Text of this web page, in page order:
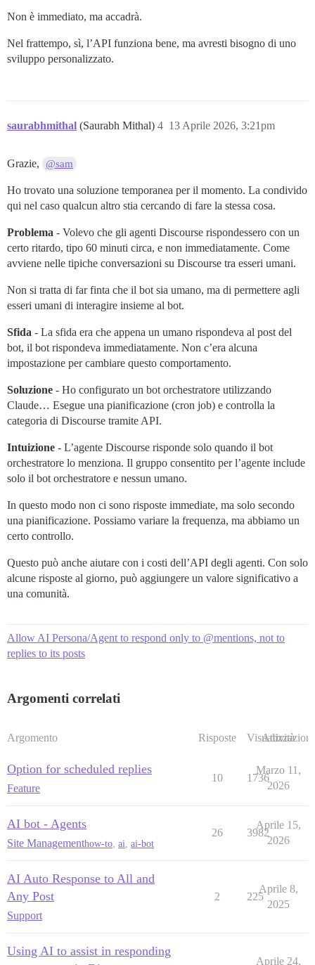
Non è immediato, ma accadrà.
Nel frattempo, sì, l’API funziona bene, ma avresti bisogno di uno
sviluppo personalizzato.
saurabhmithal (Saurabh Mithal) 13 Aprile 2026, 3:21pm
4
Grazie, @sam
Ho trovato una soluzione temporanea per il momento. La condivido
qui nel caso qualcun altro stia cercando di fare la stessa cosa.
Problema - Volevo che gli agenti Discourse rispondessero con un
certo ritardo, tipo 60 minuti circa, e non immediatamente. Come
avviene nelle tipiche conversazioni su Discourse tra esseri umani.
Non si tratta di far finta che il bot sia umano, ma di permettere agli
esseri umani di interagire insieme al bot.
Sfida - La sfida era che appena un umano rispondeva al post del
bot, il bot rispondeva immediatamente. Non c’era alcuna
impostazione per cambiare questo comportamento.
Soluzione - Ho configurato un bot orchestratore utilizzando
Claude… Esegue una pianificazione (cron job) e controlla la
categoria di Discourse tramite API.
Intuizione - L’agente Discourse risponde solo quando il bot
orchestratore lo menziona. Il gruppo consentito per l’agente include
solo il bot orchestratore e nessun umano.
In questo modo non ci sono risposte immediate, ma solo secondo
una pianificazione. Possiamo variare la frequenza, ma abbiamo un
certo controllo.
Questo può anche aiutare con i costi dell’API degli agenti. Con solo
alcune risposte al giorno, può aggiungere un valore significativo a
una comunità.
Allow AI Persona/Agent to respond only to @mentions, not to
replies to its posts
Argomenti correlati
Argomento Risposte Visualizzazioni
Attività
Option for scheduled replies
Feature
10 1736
Marzo 11,
2026
AI bot - Agents
Site Managementhow-to ai ai-bot
26 3982
Aprile 15,
2026
AI Auto Response to All and
Any Post
Support
2 225
Aprile 8,
2025
Using AI to assist in responding
Aprile 24,